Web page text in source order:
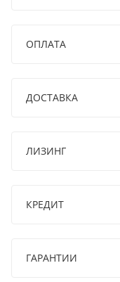
ОПЛАТА
ДОСТАВКА
ЛИЗИНГ
КРЕДИТ
ГАРАНТИИ